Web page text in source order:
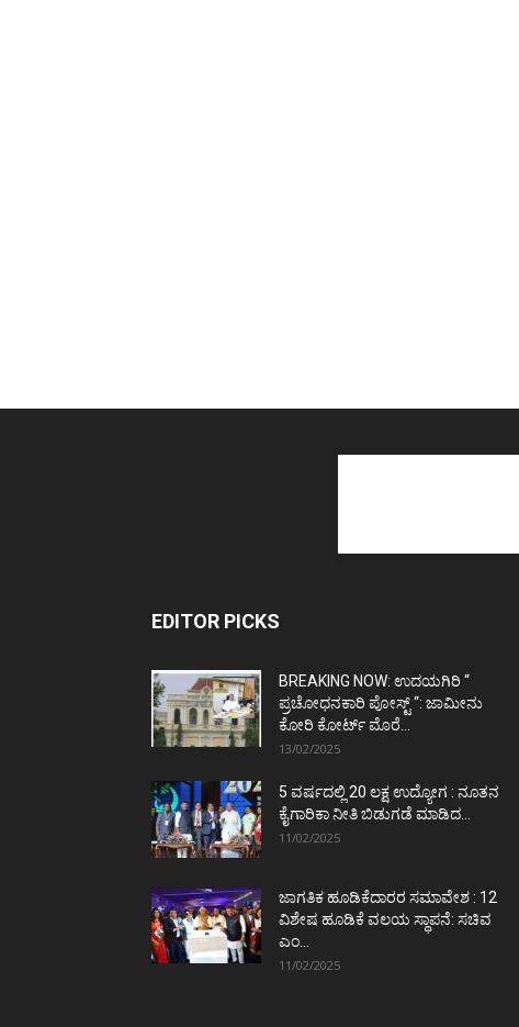
EDITOR PICKS
BREAKING NOW: ಉದಯಗಿರಿ “
ಪ್ರಚೋಧನಕಾರಿ ಪೋಸ್ಟ್‌ “: ಜಾಮೀನು
ಕೋರಿ ಕೋರ್ಟ್‌ ಮೊರೆ...
13/02/2025
5 ವರ್ಷದಲ್ಲಿ 20 ಲಕ್ಷ ಉದ್ಯೋಗ : ನೂತನ
ಕೈಗಾರಿಕಾ ನೀತಿ ಬಿಡುಗಡೆ ಮಾಡಿದ...
11/02/2025
ಜಾಗತಿಕ ಹೂಡಿಕೆದಾರರ ಸಮಾವೇಶ : 12
ವಿಶೇಷ ಹೂಡಿಕೆ ವಲಯ ಸ್ಥಾಪನೆ: ಸಚಿವ
ಎಂ...
11/02/2025